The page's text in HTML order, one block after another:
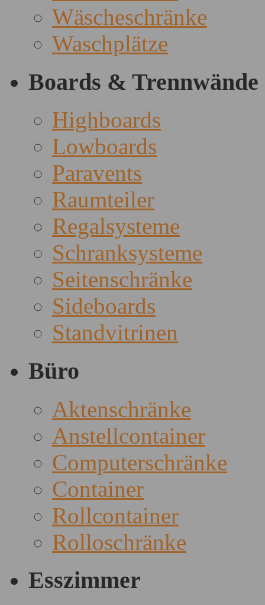
Wäscheschränke
Waschplätze
Boards & Trennwände
Highboards
Lowboards
Paravents
Raumteiler
Regalsysteme
Schranksysteme
Seitenschränke
Sideboards
Standvitrinen
Büro
Aktenschränke
Anstellcontainer
Computerschränke
Container
Rollcontainer
Rolloschränke
Esszimmer